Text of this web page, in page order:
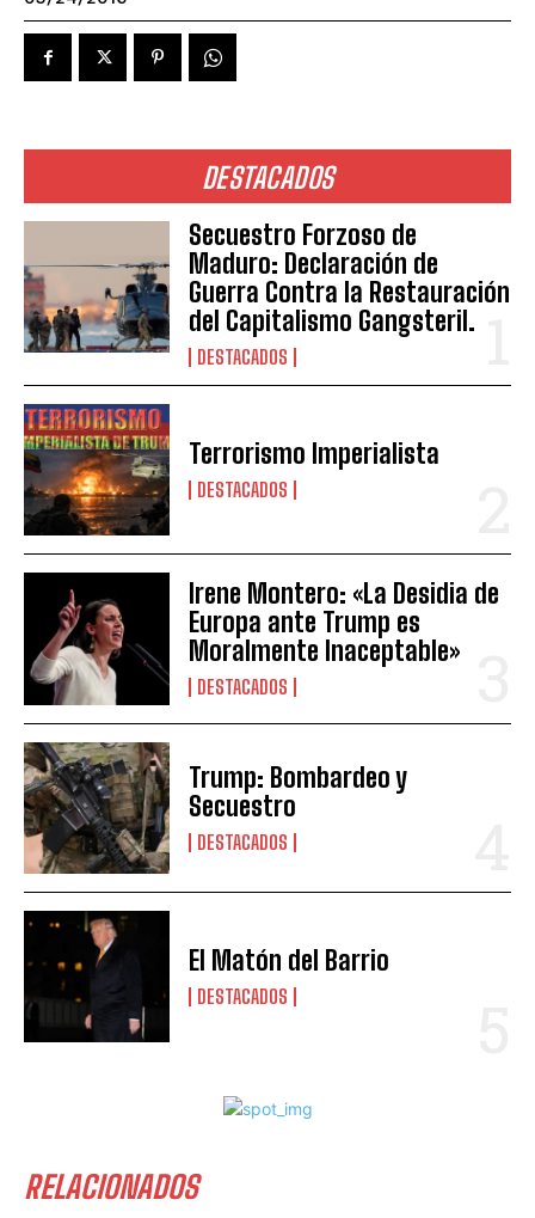
DESTACADOS
Secuestro Forzoso de
Maduro: Declaración de
Guerra Contra la Restauración
del Capitalismo Gangsteril.
DESTACADOS
Terrorismo Imperialista
DESTACADOS
Irene Montero: «La Desidia de
Europa ante Trump es
Moralmente Inaceptable»
DESTACADOS
Trump: Bombardeo y
Secuestro
DESTACADOS
El Matón del Barrio
DESTACADOS
RELACIONADOS